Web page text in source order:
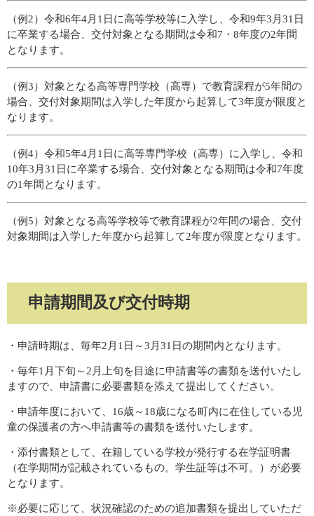
（例2）​令和6年4月1日に高等学校等に入学し、令和9年3月31日
に卒業する場合、交付対象となる期間は令和7・8年度の2年間
となります。​​
（例3）対象となる高等専門学校（高専）で教育課程が5年間の
場合、交付対象期間は入学した年度から起算して3年度が限度と
なります。
​（例4）​令和5年4月1日に高等専門学校（高専）​に入学し、令和
10年3月31日に卒業する場合、交付対象となる期間は令和7年度
の1年間となります。​
（例5）​対象となる高等学校等で教育課程が2年間の場合、交付
対象期間は入学した年度から起算して2年度が限度となります。
申請期間及び交付時期
・申請時期は、毎年2月1日～3月31日の期間内となります。
・毎年1月下旬～2月上旬を目途に申請書等の書類を送付いたし
ますので、申請書に必要書類を添えて提出してください。
・申請年度において、16歳～18歳になる町内に在住している児
童の保護者の方へ申請書等の書類を送付いたします。
・添付書類として、在籍している学校が発行する在学証明書
（在学期間が記載されているもの。学生証等は不可。）が必要
となります。
※必要に応じて、状況確認のための追加書類を提出していただ